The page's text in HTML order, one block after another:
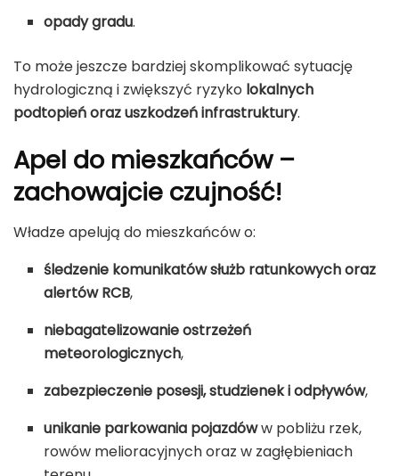
opady gradu.
To może jeszcze bardziej skomplikować sytuację
hydrologiczną i zwiększyć ryzyko lokalnych
podtopień oraz uszkodzeń infrastruktury.
Apel do mieszkańców –
zachowajcie czujność!
Władze apelują do mieszkańców o:
śledzenie komunikatów służb ratunkowych oraz
alertów RCB,
niebagatelizowanie ostrzeżeń
meteorologicznych,
zabezpieczenie posesji, studzienek i odpływów,
unikanie parkowania pojazdóww pobliżu rzek,
rowów melioracyjnych oraz w zagłębieniach